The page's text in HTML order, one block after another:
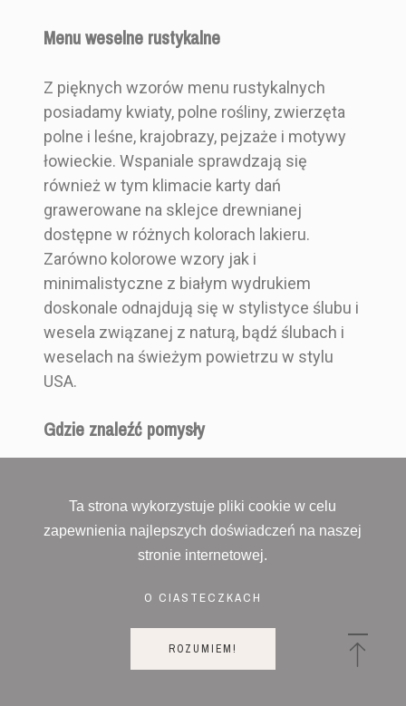
Menu weselne rustykalne
Z pięknych wzorów menu rustykalnych
posiadamy kwiaty, polne rośliny, zwierzęta
polne i leśne, krajobrazy, pejzaże i motywy
łowieckie. Wspaniale sprawdzają się
również w tym klimacie karty dań
grawerowane na sklejce drewnianej
dostępne w różnych kolorach lakieru.
Zarówno kolorowe wzory jak i
minimalistyczne z białym wydrukiem
doskonale odnajdują się w stylistyce ślubu i
wesela związanej z naturą, bądź ślubach i
weselach na świeżym powietrzu w stylu
USA.
Gdzie znaleźć pomysły
znajdziecie na naszych social mediach.
Znajdziecie nas na takich portalach jak
Facebook, Instagram, czy Pinterest.
takie jak okolicznościowa karta menu na
wesele, znajdziecie na stronie naszego
sklepu, jednak tradycyjnie realizowane
pojawiają się również na takich stronach do
Ta strona wykorzystuje pliki cookie w celu
zapewnienia najlepszych doświadczeń na naszej
stronie internetowej.
O CIASTECZKACH
ROZUMIEM!